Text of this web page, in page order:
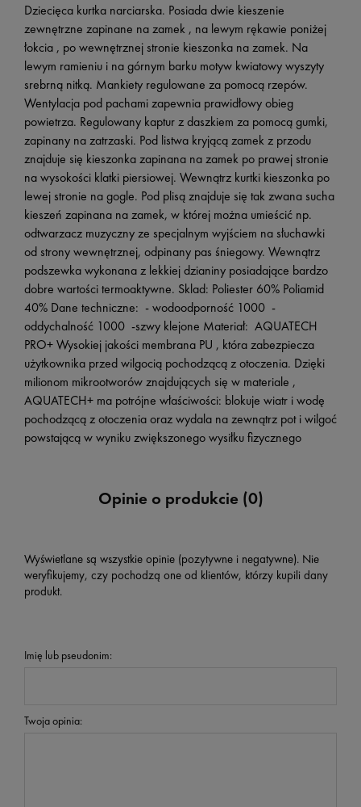
Dziecięca kurtka narciarska. Posiada dwie kieszenie
zewnętrzne zapinane na zamek , na lewym rękawie poniżej
łokcia , po wewnętrznej stronie kieszonka na zamek. Na
lewym ramieniu i na górnym barku motyw kwiatowy wyszyty
srebrną nitką. Mankiety regulowane za pomocą rzepów.
Wentylacja pod pachami zapewnia prawidłowy obieg
powietrza. Regulowany kaptur z daszkiem za pomocą gumki,
zapinany na zatrzaski. Pod listwa kryjącą zamek z przodu
znajduje się kieszonka zapinana na zamek po prawej stronie
na wysokości klatki piersiowej. Wewnątrz kurtki kieszonka po
lewej stronie na gogle. Pod plisą znajduje się tak zwana sucha
kieszeń zapinana na zamek, w której można umieścić np.
odtwarzacz muzyczny ze specjalnym wyjściem na słuchawki
od strony wewnętrznej, odpinany pas śniegowy. Wewnątrz
podszewka wykonana z lekkiej dzianiny posiadające bardzo
dobre wartości termoaktywne. Sklad: Poliester 60% Poliamid
40% Dane techniczne: - wodoodporność 1000 -
oddychalność 1000 -szwy klejone Materiał: AQUATECH
PRO+ Wysokiej jakości membrana PU , która zabezpiecza
użytkownika przed wilgocią pochodzącą z otoczenia. Dzięki
milionom mikrootworów znajdujących się w materiale ,
AQUATECH+ ma potrójne właściwości: blokuje wiatr i wodę
pochodzącą z otoczenia oraz wydala na zewnątrz pot i wilgoć
powstającą w wyniku zwiększonego wysiłku fizycznego
Opinie o produkcie (0)
Wyświetlane są wszystkie opinie (pozytywne i negatywne). Nie
weryfikujemy, czy pochodzą one od klientów, którzy kupili dany
produkt.
Imię lub pseudonim:
Twoja opinia: